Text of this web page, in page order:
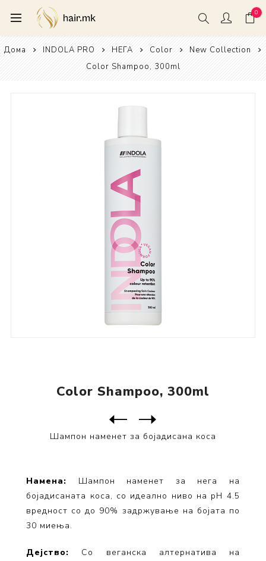
0
Дома INDOLA PRO НЕГА Color
New Collection
Color Shampoo, 300ml
Color Shampoo, 300ml
Шампон наменет за бојадисана коса
Намена: Шампон наменет за нега на
бојадисаната коса, со идеално ниво на pH 4.5
вредност со до 90% задржување на бојата по
30 миења.
Дејство: Со веганска алтернатива на